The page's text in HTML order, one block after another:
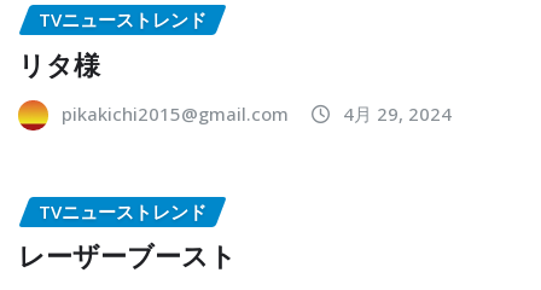
TVニューストレンド
リタ様
pikakichi2015@gmail.com 4月 29, 2024
TVニューストレンド
レーザーブースト